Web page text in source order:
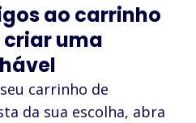
ao carrinho
criar uma
carrinho de
da sua escolha, abra